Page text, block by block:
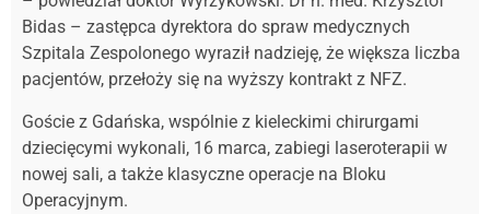
Bidas – zastępca dyrektora do spraw medycznych
Szpitala Zespolonego wyraził nadzieję, że większa liczba
pacjentów, przełoży się na wyższy kontrakt z NFZ.
Goście z Gdańska, wspólnie z kieleckimi chirurgami
dziecięcymi wykonali, 16 marca, zabiegi laseroterapii w
nowej sali, a także klasyczne operacje na Bloku
Operacyjnym.